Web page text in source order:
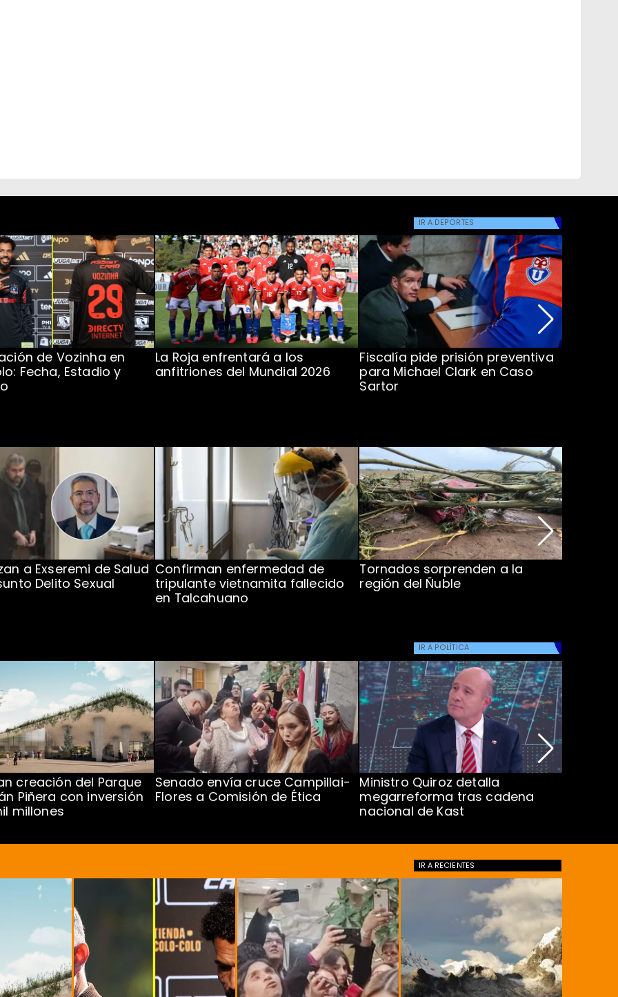
IR A DEPORTES
de Vozinha en
Fecha, Estadio y
La Roja enfrentará a los
anfitriones del Mundial 2026
Fiscalía pide prisión preventiva
para Michael Clark en Caso
Sartor
a Exseremi de Salud
Delito Sexual
Confirman enfermedad de
tripulante vietnamita fallecido
en Talcahuano
Tornados sorprenden a la
región del Ñuble
IR A POLÍTICA
creación del Parque
Piñera con inversión
millones
Senado envía cruce Campillai-
Flores a Comisión de Ética
Ministro Quiroz detalla
megarreforma tras cadena
nacional de Kast
IR A RECIENTES